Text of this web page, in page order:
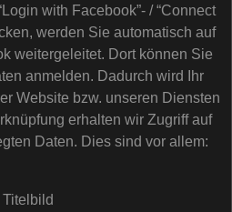
with Facebook”- / “Connect
werden Sie automatisch auf
weitergeleitet. Dort können Sie
anmelden. Dadurch wird Ihr
Website bzw. unseren Diensten
erhalten wir Zugriff auf
Daten. Dies sind vor allem: